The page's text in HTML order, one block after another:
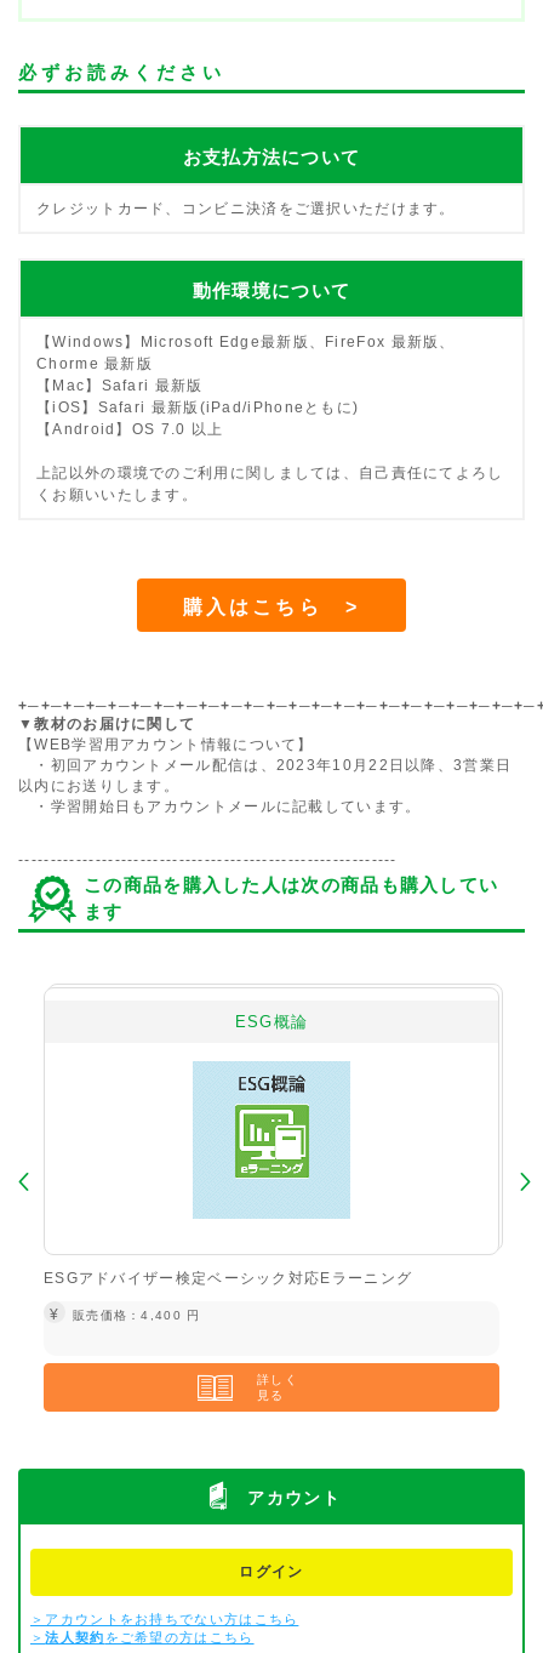
必ずお読みください
お支払方法について
クレジットカード、コンビニ決済をご選択いただけます。
動作環境について
【Windows】Microsoft Edge最新版、FireFox 最新版、
Chorme 最新版
【Mac】Safari 最新版
【iOS】Safari 最新版(iPad/iPhoneともに)
【Android】OS 7.0 以上
上記以外の環境でのご利用に関しましては、自己責任にてよろし
くお願いいたします。
購入はこちら >
▼教材のお届けに関して
【WEB学習用アカウント情報について】
・初回アカウントメール配信は、2023年10月22日以降、3営業日
以内にお送りします。
・学習開始日もアカウントメールに記載しています。
-----------------------------------------------------------
この商品を購入した人は次の商品も購入してい
ます
ESG概論
ESGアドバイザー検定ベーシック対応Eラーニング
¥ 販売価格：4,400 円
詳しく
見る
アカウント
ログイン
＞アカウントをお持ちでない方はこちら
＞法人契約 をご希望の方はこちら